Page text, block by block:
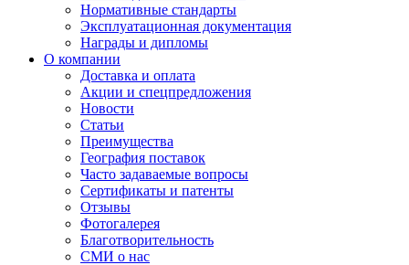
Нормативные стандарты
Эксплуатационная документация
Награды и дипломы
О компании
Доставка и оплата
Акции и спецпредложения
Новости
Статьи
Преимущества
География поставок
Часто задаваемые вопросы
Сертификаты и патенты
Отзывы
Фотогалерея
Благотворительность
СМИ о нас